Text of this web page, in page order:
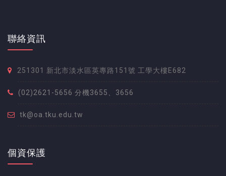
聯絡資訊
251301 新北市淡水區英專路151號 工學大樓E682
(02)2621-5656 分機3655、3656
tk@oa.tku.edu.tw
個資保護